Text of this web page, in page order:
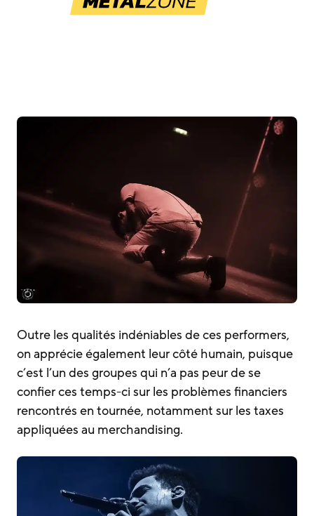
Outre les qualités indéniables de ces performers,
on apprécie également leur côté humain, puisque
c’est l’un des groupes qui n’a pas peur de se
confier ces temps-ci sur les problèmes financiers
rencontrés en tournée, notamment sur les taxes
appliquées au merchandising.